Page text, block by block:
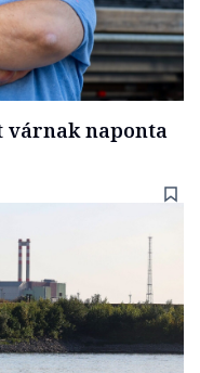
várnak naponta